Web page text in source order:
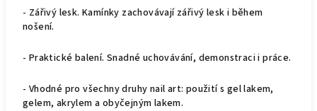
- Zářivý lesk. Kamínky zachovávají zářivý lesk i během
nošení.
- Praktické balení. Snadné uchovávání, demonstraci i práce.
- Vhodné pro všechny druhy nail art: použití s gel lakem,
gelem, akrylem a obyčejným lakem.